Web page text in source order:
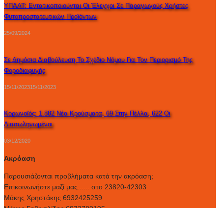
ΥΠΑΑΤ: Εντατικοποιούνται Οι Έλεγχοι Σε Παραγωγούς Χρήστες
Φυτοπροστατευτικών Προϊόντων
25/09/2024
Σε Δημόσια Διαβούλευση Το Σχέδιο Νόμου Για Τον Περιορισμό Της
Φοροδιαφυγής
15/11/202315/11/2023
Κορωνοϊός: 1.882 Νέα Κρούσματα, 69 Στην Πέλλα, 622 Οι
Διασωληνωμένοι
03/12/2020
Ακρόαση
Παρουσιάζονται προβλήματα κατά την ακρόαση;
Επικοινωνήστε μαζί μας...... στο 23820-42303
Μάκης Χρηστάκης 6932425259